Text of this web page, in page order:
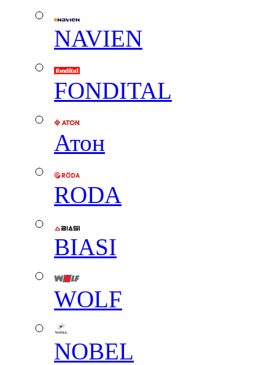
NAVIEN
FONDITAL
Атон
RODA
BIASI
WOLF
NOBEL